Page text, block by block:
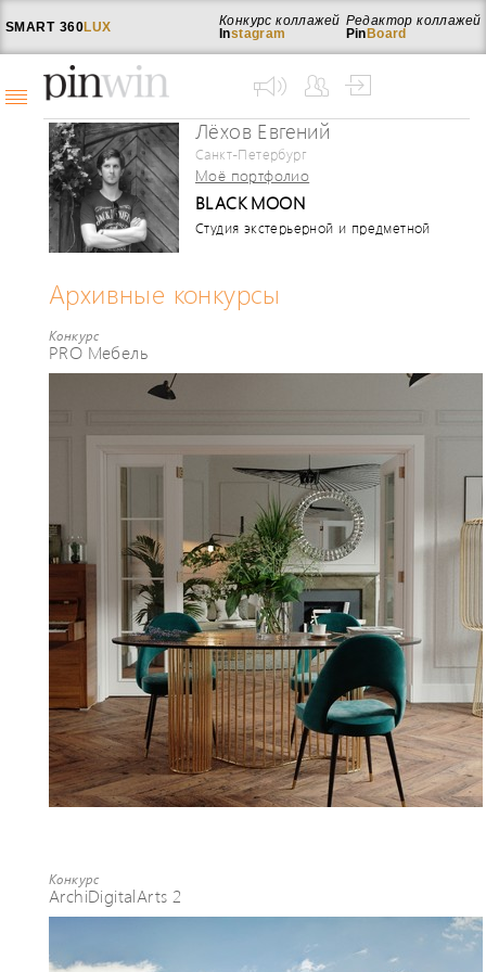
SMART 360LUX
Редактор коллажей
Pin Board
Конкурс коллажей
Instagram
Лёхов Евгений
Санкт-Петербург
Моё портфолио
BLACK MOON
Студия экстерьерной и предметной
Архивные конкурсы
Конкурс
PRO Мебель
Конкурс
ArchiDigitalArts 2